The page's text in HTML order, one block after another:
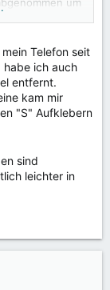
Jedenfalls
an
die Schrauben
Telefon seit
ich auch
entfernt.
kam mir
"S" Aufklebern
sind
leichter in